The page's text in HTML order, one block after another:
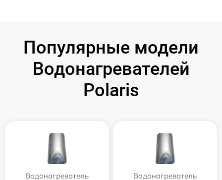
Популярные модели
Водонагревателей
Polaris
Водонагреватель
Водонагреватель